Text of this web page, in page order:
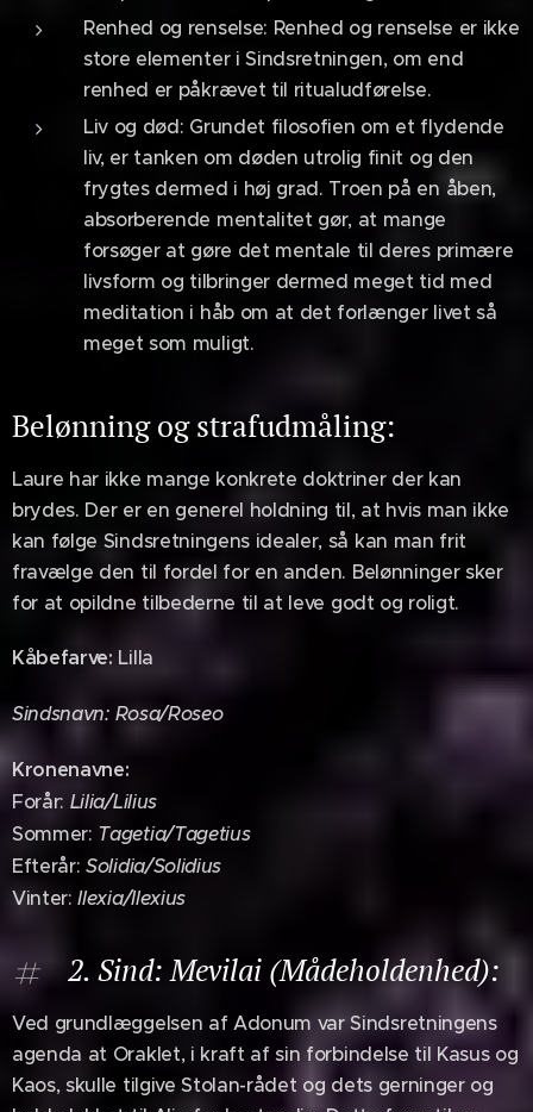
Renhed og renselse: Renhed og renselse er ikke
store elementer i Sindsretningen, om end
renhed er påkrævet til ritualudførelse.
Liv og død: Grundet filosofien om et flydende
liv, er tanken om døden utrolig finit og den
frygtes dermed i høj grad. Troen på en åben,
absorberende mentalitet gør, at mange
forsøger at gøre det mentale til deres primære
livsform og tilbringer dermed meget tid med
meditation i håb om at det forlænger livet så
meget som muligt.
Belønning og strafudmåling:
Laure har ikke mange konkrete doktriner der kan
brydes. Der er en generel holdning til, at hvis man ikke
kan følge Sindsretningens idealer, så kan man frit
fravælge den til fordel for en anden. Belønninger sker
for at opildne tilbederne til at leve godt og roligt.
Kåbefarve: Lilla
Sindsnavn: Rosa/Roseo
Kronenavne:
Forår: Lilia/Lilius
Sommer: Tagetia/Tagetius
Efterår:Solidia/Solidius
Vinter:Ilexia/Ilexius
2. Sind: Mevilai (Mådeholdenhed):
Ved grundlæggelsen af Adonum var Sindsretningens
agenda at Oraklet, i kraft af sin forbindelse til Kasus og
Kaos, skulle tilgive Stolan-rådet og dets gerninger og